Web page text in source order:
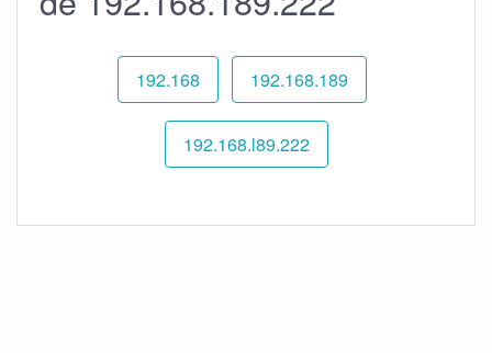
192.168 192.168.189
192.168.l89.222